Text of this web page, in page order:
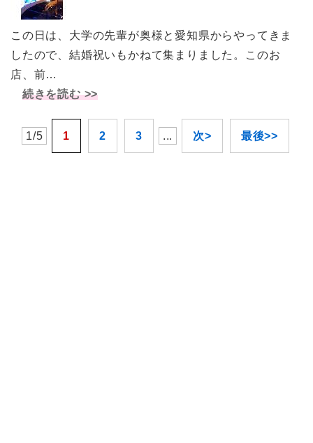
この日は、大学の先輩が奥様と愛知県からやってきま
したので、結婚祝いもかねて集まりました。このお
店、前…
続きを読む >>
1/5 1 2 3 ... 次> 最後>>